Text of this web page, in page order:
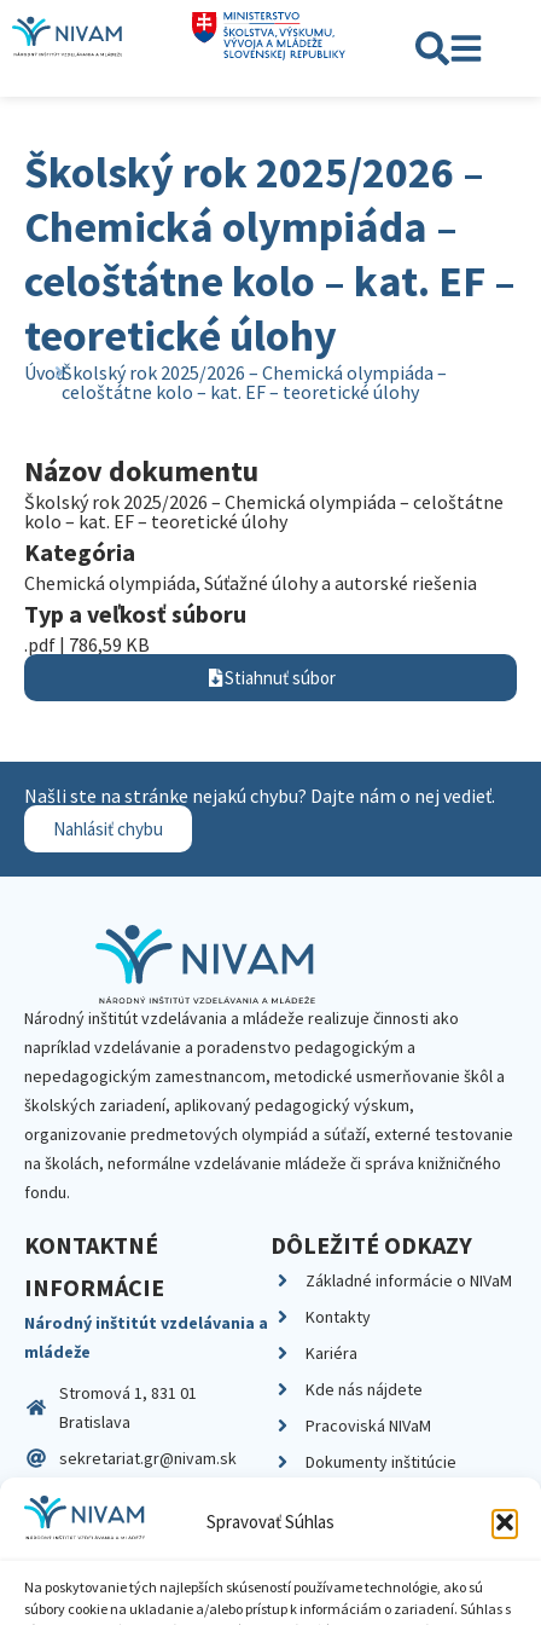
Spravovať Súhlas
Na poskytovanie tých najlepších skúseností používame technológie, ako sú
súbory cookie na ukladanie a/alebo prístup k informáciám o zariadení. Súhlas s
Školský rok 2025/2026 –
Chemická olympiáda –
celoštátne kolo – kat. EF –
teoretické úlohy
ÚvodŠkolský rok 2025/2026 – Chemická olympiáda –
celoštátne kolo – kat. EF – teoretické úlohy
Názov dokumentu
Školský rok 2025/2026 – Chemická olympiáda – celoštátne
kolo – kat. EF – teoretické úlohy
Kategória
Chemická olympiáda, Súťažné úlohy a autorské riešenia
Typ a veľkosť súboru
.pdf | 786,59 KB
Stiahnuť súbor
Našli ste na stránke nejakú chybu? Dajte nám o nej vedieť.
Nahlásiť chybu
Národný inštitút vzdelávania a mládeže realizuje činnosti ako
napríklad vzdelávanie a poradenstvo pedagogickým a
nepedagogickým zamestnancom, metodické usmerňovanie škôl a
školských zariadení, aplikovaný pedagogický výskum,
organizovanie predmetových olympiád a súťaží, externé testovanie
na školách, neformálne vzdelávanie mládeže či správa knižničného
fondu.
KONTAKTNÉ
INFORMÁCIE
Národný inštitút vzdelávania a
mládeže
Stromová 1, 831 01
Bratislava
sekretariat.gr@nivam.sk
IČO: 00164348
DIČ: 2020798714
DÔLEŽITÉ ODKAZY
Základné informácie o NIVaM
Kontakty
Kariéra
Kde nás nájdete
Pracoviská NIVaM
Dokumenty inštitúcie